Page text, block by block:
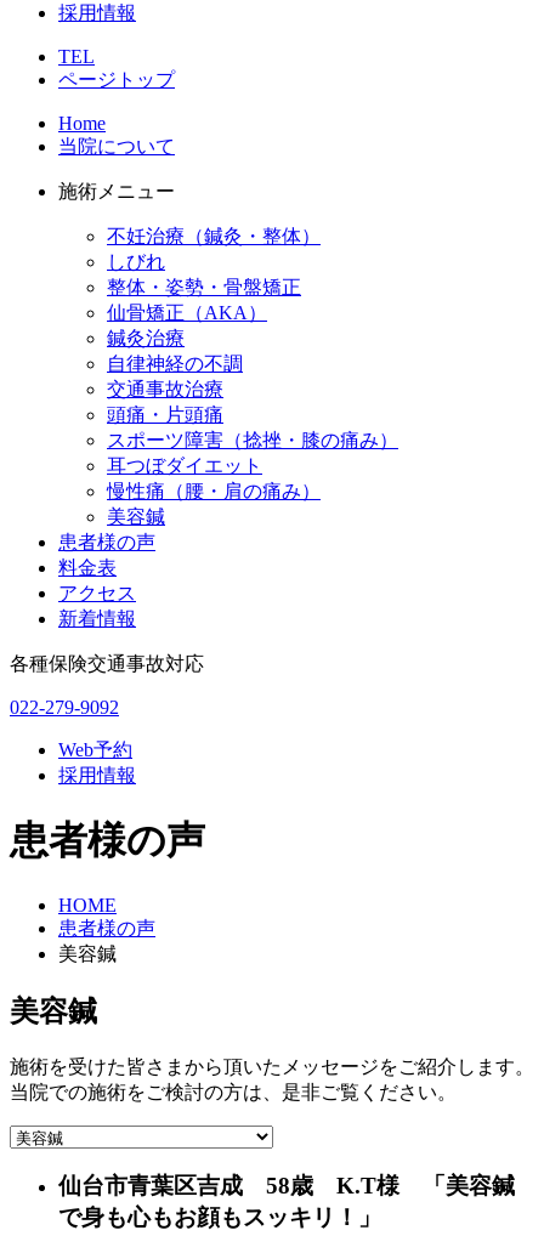
採用情報
TEL
ページトップ
Home
当院について
施術メニュー
不妊治療（鍼灸・整体）
しびれ
整体・姿勢・骨盤矯正
仙骨矯正（AKA）
鍼灸治療
自律神経の不調
交通事故治療
頭痛・片頭痛
スポーツ障害（捻挫・膝の痛み）
耳つぼダイエット
慢性痛（腰・肩の痛み）
美容鍼
患者様の声
料金表
アクセス
新着情報
各種保険交通事故対応
022-279-9092
Web予約
採用情報
患者様の声
HOME
患者様の声
美容鍼
美容鍼
施術を受けた皆さまから頂いたメッセージをご紹介します。
当院での施術をご検討の方は、是非ご覧ください。
仙台市青葉区吉成 58歳 K.T様 「美容鍼
で身も心もお顔もスッキリ！」